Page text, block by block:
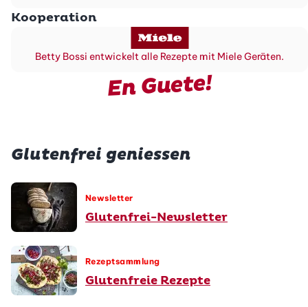
Kooperation
Betty Bossi entwickelt alle Rezepte mit Miele Geräten.
En Guete!
Glutenfrei geniessen
Newsletter
Glutenfrei-Newsletter
Rezeptsammlung
Glutenfreie Rezepte